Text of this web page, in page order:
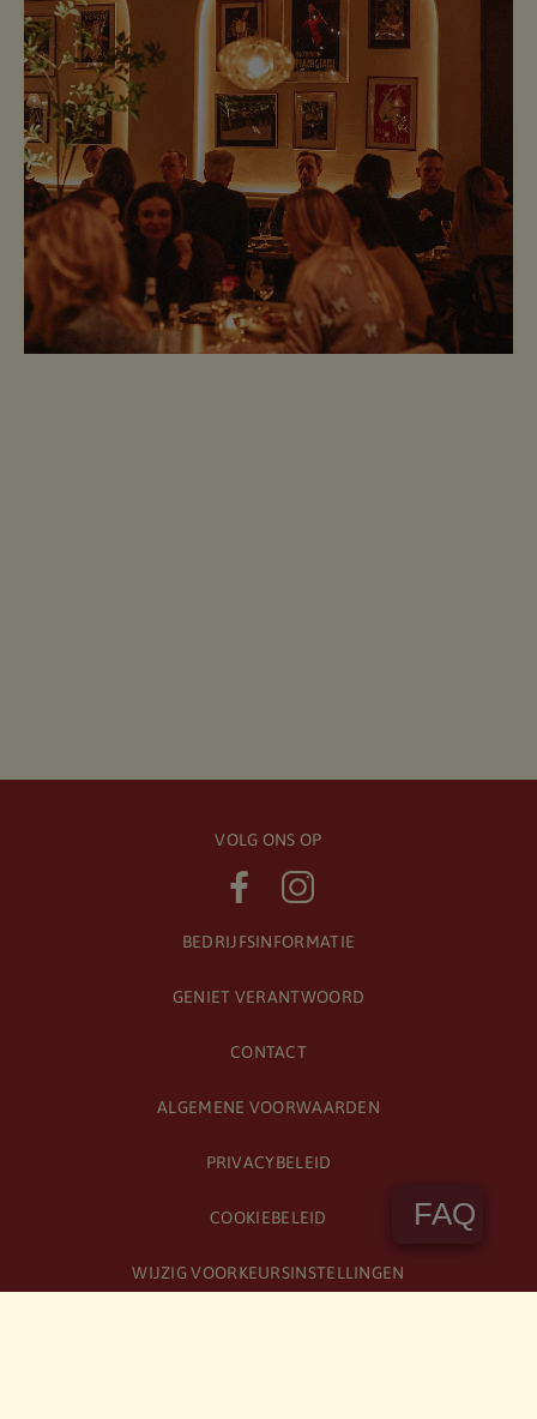
VOLG ONS OP
BEDRIJFSINFORMATIE
GENIET VERANTWOORD
CONTACT
ALGEMENE VOORWAARDEN
PRIVACYBELEID
COOKIEBELEID
WIJZIG VOORKEURSINSTELLINGEN
FAQ